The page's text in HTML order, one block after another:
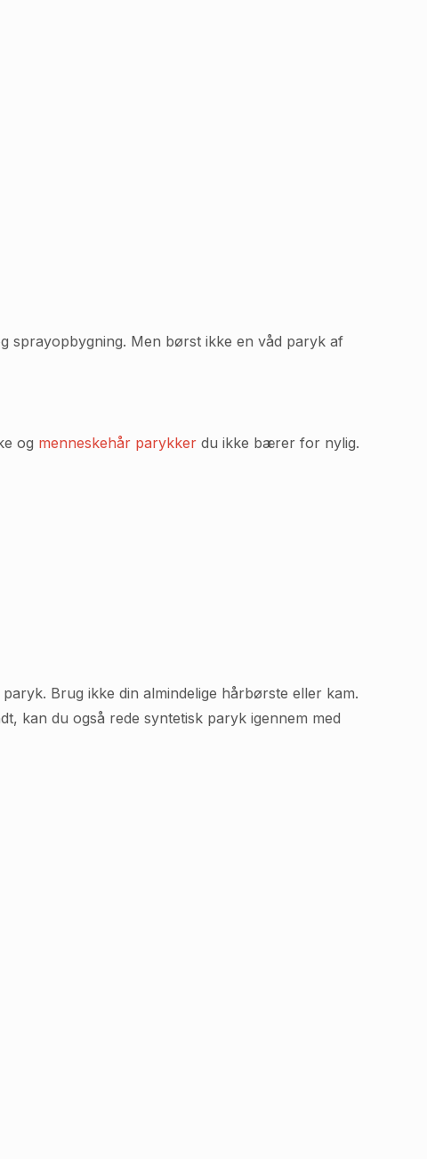
sprayopbygning. Men børst ikke en våd paryk af
og menneskehår parykker du ikke bærer for nylig.
Brug ikke din almindelige hårbørste eller kam.
kan du også rede syntetisk paryk igennem med